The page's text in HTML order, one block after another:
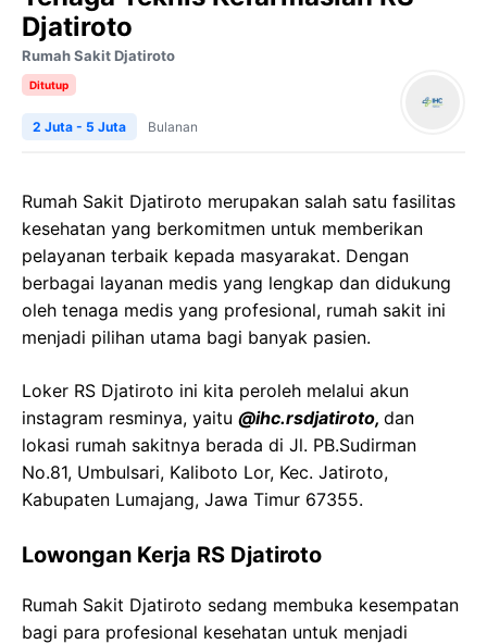
Djatiroto
Rumah Sakit Djatiroto
Ditutup
2 Juta - 5 Juta Bulanan
Rumah Sakit Djatiroto merupakan salah satu fasilitas
kesehatan yang berkomitmen untuk memberikan
pelayanan terbaik kepada masyarakat. Dengan
berbagai layanan medis yang lengkap dan didukung
oleh tenaga medis yang profesional, rumah sakit ini
menjadi pilihan utama bagi banyak pasien.
Loker RS Djatiroto ini kita peroleh melalui akun
instagram resminya, yaitu @ihc.rsdjatiroto, dan
lokasi rumah sakitnya berada di Jl. PB.Sudirman
No.81, Umbulsari, Kaliboto Lor, Kec. Jatiroto,
Kabupaten Lumajang, Jawa Timur 67355.
Lowongan Kerja RS Djatiroto
Rumah Sakit Djatiroto sedang membuka kesempatan
bagi para profesional kesehatan untuk menjadi